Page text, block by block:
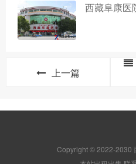
西藏阜康医
上一篇
Copyright © 2022-2030